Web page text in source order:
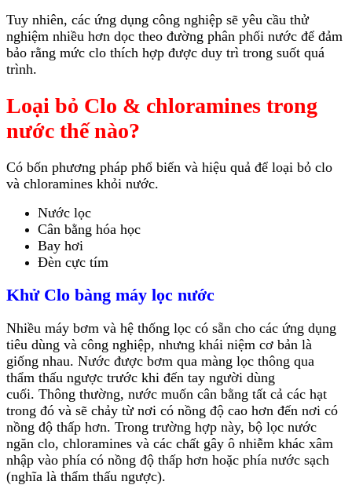
Tuy nhiên, các ứng dụng công nghiệp sẽ yêu cầu thử
nghiệm nhiều hơn dọc theo đường phân phối nước để đảm
bảo rằng mức clo thích hợp được duy trì trong suốt quá
trình.
Loại bỏ Clo & chloramines trong
nước thế nào?
Có bốn phương pháp phổ biến và hiệu quả để loại bỏ clo
và chloramines khỏi nước.
Nước lọc
Cân bằng hóa học
Bay hơi
Đèn cực tím
Khử Clo bàng máy lọc nước
Nhiều máy bơm và hệ thống lọc có sẵn cho các ứng dụng
tiêu dùng và công nghiệp, nhưng khái niệm cơ bản là
giống nhau. Nước được bơm qua màng lọc thông qua
thẩm thấu ngược trước khi đến tay người dùng
cuối. Thông thường, nước muốn cân bằng tất cả các hạt
trong đó và sẽ chảy từ nơi có nồng độ cao hơn đến nơi có
nồng độ thấp hơn. Trong trường hợp này, bộ lọc nước
ngăn clo, chloramines và các chất gây ô nhiễm khác xâm
nhập vào phía có nồng độ thấp hơn hoặc phía nước sạch
(nghĩa là thẩm thấu ngược).